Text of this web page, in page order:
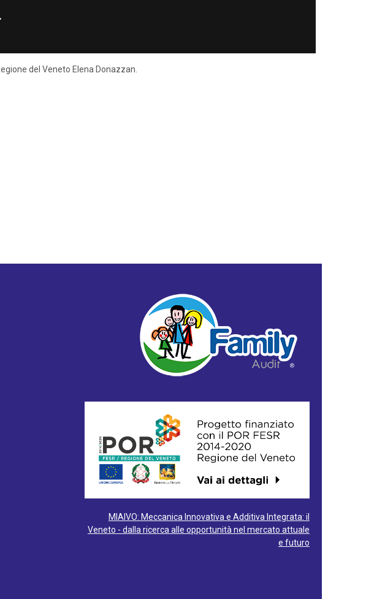
del Veneto Elena Donazzan.
MIAIVO: Meccanica Innovativa e Additiva Integrata: il
Veneto - dalla ricerca alle opportunità nel mercato attuale
e futuro